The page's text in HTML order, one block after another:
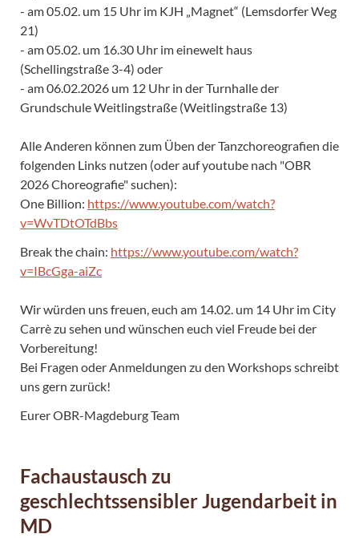
- am 05.02. um 15 Uhr im KJH „Magnet“ (Lemsdorfer Weg
21)
- am 05.02. um 16.30 Uhr im einewelt haus
(Schellingstraße 3-4) oder
- am 06.02.2026 um 12 Uhr in der Turnhalle der
Grundschule Weitlingstraße (Weitlingstraße 13)
Alle Anderen können zum Üben der Tanzchoreografien die
folgenden Links nutzen (oder auf youtube nach "OBR
2026 Choreografie" suchen):
One Billion: https://www.youtube.com/watch?
v=WvTDtOTdBbs
Break the chain: https://www.youtube.com/watch?
v=IBcGga-aiZc
Wir würden uns freuen, euch am 14.02. um 14 Uhr im City
Carrè zu sehen und wünschen euch viel Freude bei der
Vorbereitung!
Bei Fragen oder Anmeldungen zu den Workshops schreibt
uns gern zurück!
Eurer OBR-Magdeburg Team
Fachaustausch zu
geschlechtssensibler Jugendarbeit in
MD